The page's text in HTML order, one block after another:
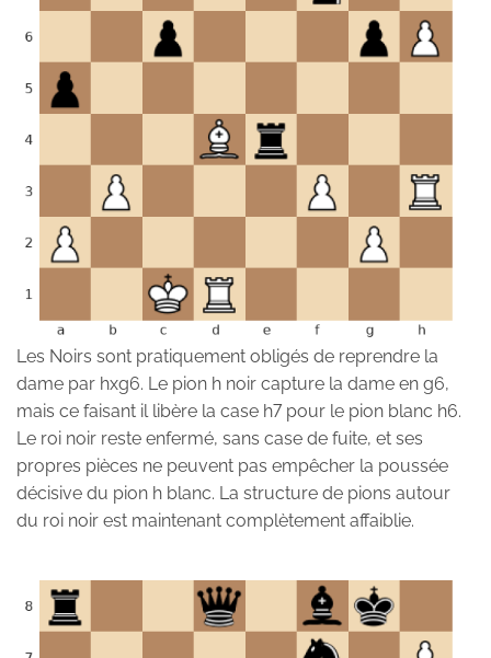
Les Noirs sont pratiquement obligés de reprendre la
dame par hxg6. Le pion h noir capture la dame en g6,
mais ce faisant il libère la case h7 pour le pion blanc h6.
Le roi noir reste enfermé, sans case de fuite, et ses
propres pièces ne peuvent pas empêcher la poussée
décisive du pion h blanc. La structure de pions autour
du roi noir est maintenant complètement affaiblie.